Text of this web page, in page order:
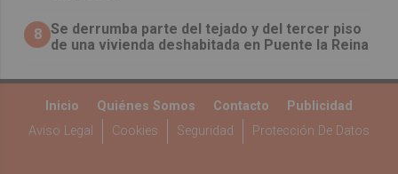
8 Se derrumba parte del tejado y del tercer piso
de una vivienda deshabitada en Puente la Reina
Inicio Quiénes Somos Contacto
Publicidad
Aviso Legal
Cookies Seguridad Protección De Datos